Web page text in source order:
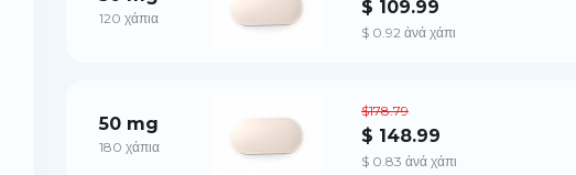
120 χάπια
$ 109.99
$ 0.92 ἀνά χάπι
50 mg
180 χάπια
$178.79
$ 148.99
$ 0.83 ἀνά χάπι